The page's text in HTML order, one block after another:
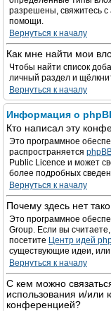
разрешены, свяжитесь
помощи.
Вернуться к началу
Как мне найти мои
Чтобы найти список
личный раздел и
Вернуться к началу
Информация о
Кто написал эту
Это программное
распространяется
Public Licence и может
более подробных
Вернуться к началу
Почему здесь нет
Это программное
Group. Если вы
посетите Центр идей
существующие идеи,
Вернуться к началу
С кем можно
использования и/или
конференцией?